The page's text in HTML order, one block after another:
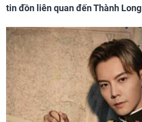
tin đồn liên quan đến Thành Long